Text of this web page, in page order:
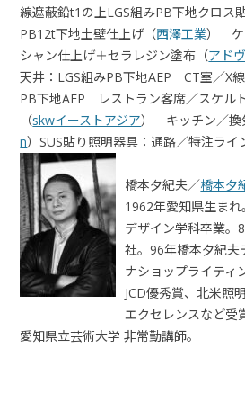
線遮蔽鉛t1の上LGS組みPB下地クロ
PB12t下地土壁仕上げ（西澤工業） ケ
シャン仕上げ＋セラレジン塗布（アド
天井：LGS組みPB下地AEP CT室／X
PB下地AEP レストラン客席／スケル
（skwイーストアジア） キッチン／換
n）SUS貼り照明器具：通路／特注ライ
橋本夕紀夫／橋本夕
1962年愛知県生ま
デザイン学科卒業。
社。96年橋本夕紀夫
ナショップライティ
JCD優秀賞、北米照
エクセレンスなど受
愛知県立芸術大学 非常勤講師。